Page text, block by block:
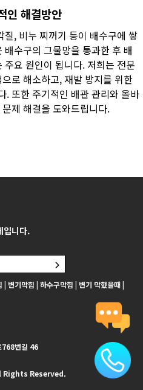
인 해결방안
, 비누 찌꺼기 등이 배수구에 쌓
수구의 그물망을 통과한 후 배
요 원인이 됩니다. 저희는 전문
로 해소하고, 재발 방지를 위한
. 또한 주기적인 배관 관리와 올바
제 해결을 도와드립니다.
변기막힘 | 하수구막힘 | 변기 막혔을때 |
768번길 46
Rights Reserved.
입니다.